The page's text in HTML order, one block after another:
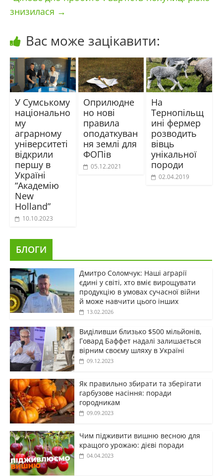
знизилася →
Вас може зацікавити:
У Сумському
національно
му
аграрному
університеті
відкрили
першу в
Україні
“Академію
New
Holland”
10.10.2023
Оприлюдне
но нові
правила
оподаткуван
ня землі для
ФОПів
05.12.2021
На
Тернопільщ
ині фермер
розводить
вівць
унікальної
породи
02.04.2019
БЛОГИ
Дмитро Соломчук: Наші аграрії
єдині у світі, хто вміє вирощувати
продукцію в умовах сучасної війни
й може навчити цього інших
13.02.2026
Виділивши близько $500 мільйонів,
Говард Баффет надалі залишається
вірним своєму шляху в Україні
09.12.2023
Як правильно збирати та зберігати
гарбузове насіння: поради
городникам
09.09.2023
Чим підживити вишню весною для
кращого урожаю: дієві поради
04.04.2023